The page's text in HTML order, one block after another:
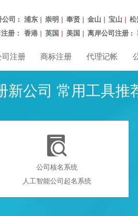
司 ： 浦东 | 崇明 | 奉贤 | 金山 | 宝山 |
册： 香港 | 英国 | 美国 | 离岸公司注册 ：
注册 商标注册 代理记帐
新公司 常用工具推

公司核名系统
人工智能公司起名系统